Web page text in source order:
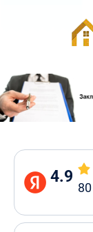
4.9
80